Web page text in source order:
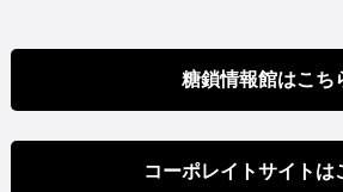
糖鎖情報館はこち
コーポレイトサイトは